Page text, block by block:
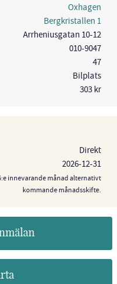
Oxhagen
Bergkristallen 1
Arrheniusgatan 10-12
010-9047
47
Bilplats
303 kr
Direkt
2026-12-31
innevarande månad alternativt
kommande månadsskifte.